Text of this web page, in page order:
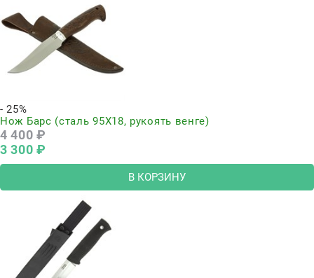
- 25%
Нож Барс (сталь 95Х18, рукоять венге)
4 400 ₽
3 300 ₽
В КОРЗИНУ